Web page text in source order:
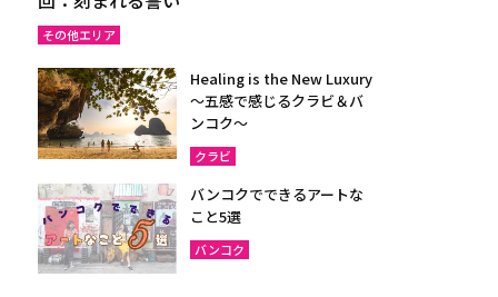
その他エリア
Healing is the New Luxury
～五感で感じるクラビ＆バ
ンコク～
クラビ
バンコクでできるアートな
こと5選
バンコク